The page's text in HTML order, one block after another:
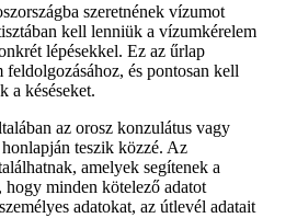
szeretnének vízumot
kell lenniük a vízumkérelem
lépésekkel. Ez az űrlap
feldolgozásához, és pontosan kell
a késéseket.
az orosz konzulátus vagy
teszik közzé. Az
amelyek segítenek a
minden kötelező adatot
adatokat, az útlevél adatait